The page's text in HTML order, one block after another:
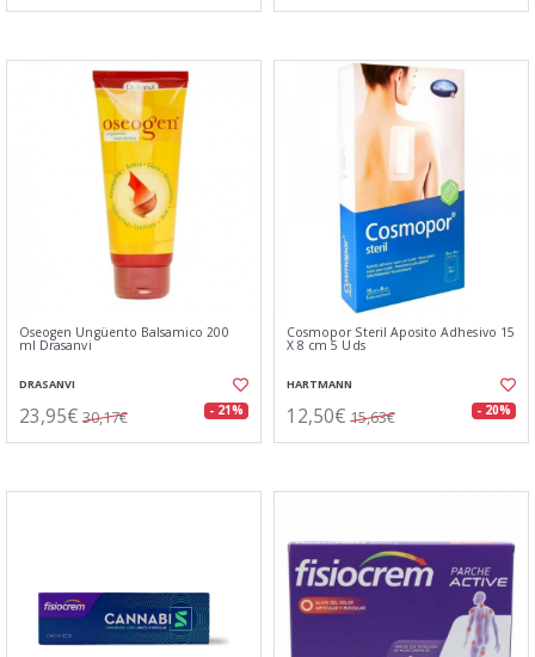
Oseogen Ungüento Balsamico 200
ml Drasanvi
DRASANVI
23,95€ 30,17€ - 21%
Cosmopor Steril Aposito Adhesivo 15
X 8 cm 5 Uds
HARTMANN
12,50€ 15,63€ - 20%